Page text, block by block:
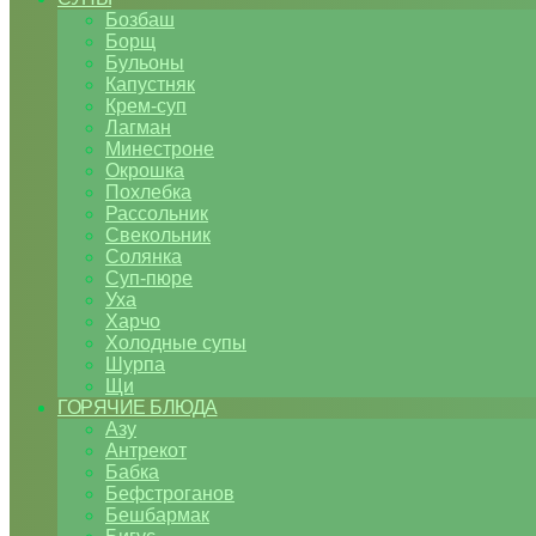
Бозбаш
Борщ
Бульоны
Капустняк
Крем-суп
Лагман
Минестроне
Окрошка
Похлебка
Рассольник
Свекольник
Солянка
Суп-пюре
Уха
Харчо
Холодные супы
Шурпа
Щи
ГОРЯЧИЕ БЛЮДА
Азу
Антрекот
Бабка
Бефстроганов
Бешбармак